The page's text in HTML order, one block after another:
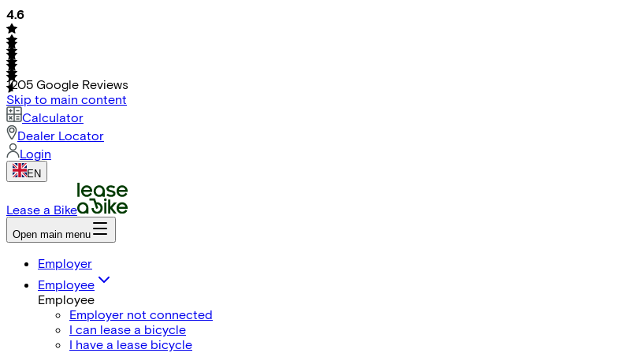
4.6
1205 Google Reviews
Skip to main content
Calculator
Dealer Locator
Login
EN
Lease a Bike
Open main menu
Employer
Employee
Employee
Employer not connected
I can lease a bicycle
I have a lease bicycle